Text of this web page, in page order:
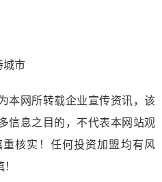
城市
本网所转载企业宣传资讯，该
信息之目的，不代表本网站观
核实！任何投资加盟均有风